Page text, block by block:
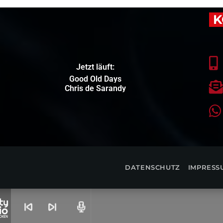
skip_previous skip_next radio
Jetzt läuft:
Good Old Days
Chris de Sarandy
DATENSCHUTZ